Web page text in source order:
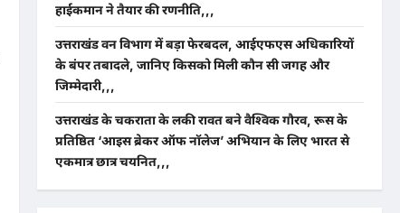
हाईकमान ने तैयार की रणनीति,,,
उत्तराखंड वन विभाग में बड़ा फेरबदल, आईएफएस अधिकारियों
के बंपर तबादले, जानिए किसको मिली कौन सी जगह और
जिम्मेदारी,,,
उत्तराखंड के चकराता के लकी रावत बने वैश्विक गौरव, रूस के
प्रतिष्ठित ‘आइस ब्रेकर ऑफ नॉलेज’ अभियान के लिए भारत से
एकमात्र छात्र चयनित,,,